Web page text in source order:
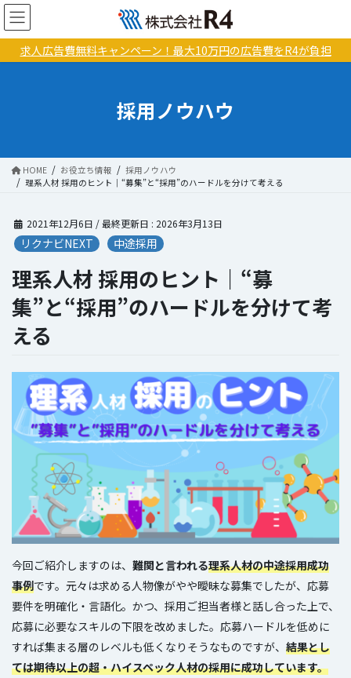
コ
ン
テ
ナ
ビ
ゲ
動
求人広告費無料キャンペーン！最大10万円の広告費をR4が負担
採用ノウハウ
HOME お役立ち情報
採用ノウハウ
理系人材 採用のヒント｜“募集”と“採用”のハードルを分けて考える
2021年12月6日 / 最終更新日 : 2026年3月13日
リクナビNEXT 中途採用
理系人材 採用のヒント｜“募
集”と“採用”のハードルを分けて考
える
今回ご紹介しますのは、 難関と言われる理系人材の中途採用成功
事例です。元々は求める人物像がやや曖昧な募集でしたが、応募
要件を明確化・言語化。かつ、採用ご担当者様と話し合った上で、
応募に必要なスキルの下限を改めました。応募ハードルを低めに
すれば集まる層のレベルも低くなりそうなものですが、 結果とし
ては期待以上の超・ハイスペック人材の採用に成功しています。